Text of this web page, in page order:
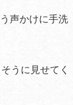
声かけに手洗
うに見せてく